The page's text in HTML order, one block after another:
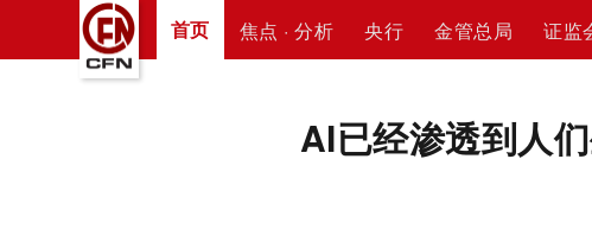
首页 焦点 · 分析 央行 金管总局 证监
AI已经渗透到人